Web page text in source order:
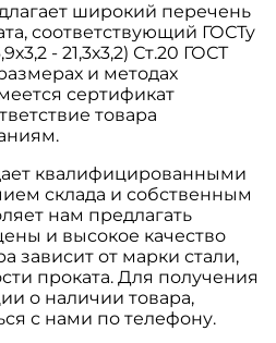
широкий перечень
соответствующий ГОСТу
- 21,3х3,2) Ст.20 ГОСТ
и методах
сертификат
товара
квалифицированными
склада и собственным
нам предлагать
и высокое качество
зависит от марки стали,
проката. Для получения
о наличии товара,
с нами по телефону.